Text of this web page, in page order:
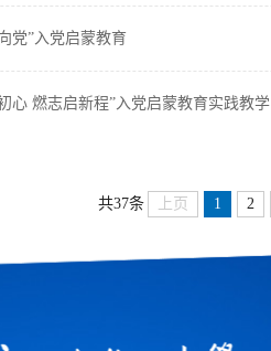
党”入党启蒙教育
心 燃志启新程”入党启蒙教育实践教学
共37条 上页 1 2